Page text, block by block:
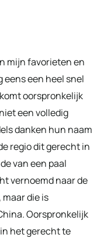
mijn favorieten en
eens een heel snel
oorspronkelijk
een volledig
danken hun naam
regio dit gerecht in
van een paal
vernoemd naar de
maar die is
Oorspronkelijk
het gerecht te